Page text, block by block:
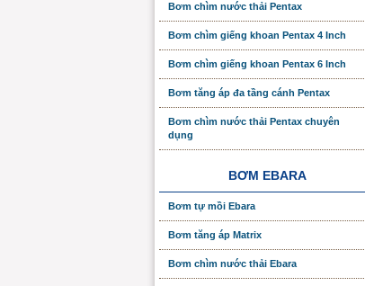
Bơm chìm nước thải Pentax
Bơm chìm giếng khoan Pentax 4 Inch
Bơm chìm giếng khoan Pentax 6 Inch
Bơm tăng áp đa tầng cánh Pentax
Bơm chìm nước thải Pentax chuyên
dụng
BƠM EBARA
Bơm tự mồi Ebara
Bơm tăng áp Matrix
Bơm chìm nước thải Ebara